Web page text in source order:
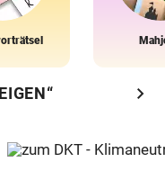
chevron_right